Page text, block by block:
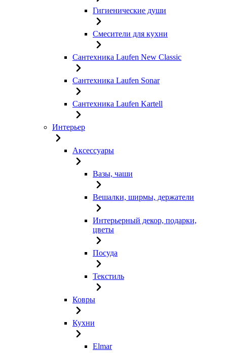
Гигиенические души
Смесители для кухни
Сантехника Laufen New Classic
Сантехника Laufen Sonar
Сантехника Laufen Kartell
Интерьер
Аксессуары
Вазы, чаши
Вешалки, ширмы, держатели
Интерьерный декор, подарки,
цветы
Посуда
Текстиль
Ковры
Кухни
Elmar